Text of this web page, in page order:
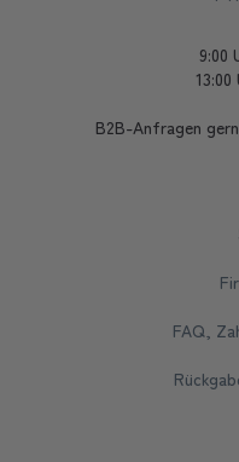
9:00
B2B-Anfragen
FAQ,